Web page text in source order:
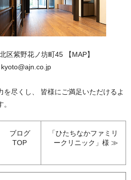
区紫野花ノ坊町45 【MAP】
kyoto@ajn.co.jp
を尽くし、 皆様にご満足いただけるよ
ブログ
TOP
「ひたちなかファミリ
ークリニック」様 ≫